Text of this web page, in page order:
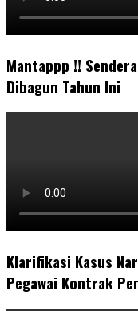
Mantappp !!
Dibagun Tahun Ini
Klarifikasi Kasus
Pegawai Kontrak